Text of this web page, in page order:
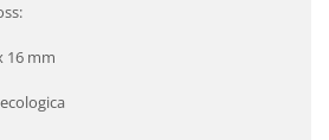
16 mm